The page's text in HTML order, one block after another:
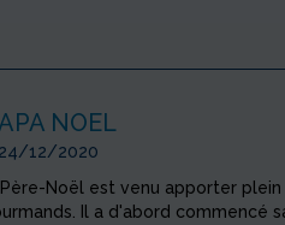
NOEL
12/2020
Noël est venu apporter
Il a d'abord commencé